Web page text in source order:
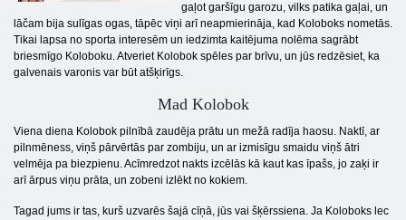
gaļot garšīgu garozu, vilks patika gaļai, un
lāčam bija sulīgas ogas, tāpēc viņi arī neapmierināja, kad Koloboks nometās.
Tikai lapsa no sporta interesēm un iedzimta kaitējuma nolēma sagrābt
briesmīgo Koloboku. Atveriet Kolobok spēles par brīvu, un jūs redzēsiet, ka
galvenais varonis var būt atšķirīgs.
Mad Kolobok
Viena diena Kolobok pilnībā zaudēja prātu un mežā radīja haosu. Naktī, ar
pilnmēness, viņš pārvērtās par zombiju, un ar izmisīgu smaidu viņš ātri
velmēja pa biezpienu. Acīmredzot nakts izcēlās kā kaut kas īpašs, jo zaķi ir
arī ārpus viņu prāta, un zobeni izlēkt no kokiem.
Tagad jums ir tas, kurš uzvarēs šajā cīņā, jūs vai šķērssiena. Ja Koloboks lec